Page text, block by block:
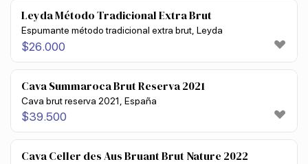
Leyda Método Tradicional Extra Brut
Espumante método tradicional extra brut, Leyda
$26.000
Cava Summaroca Brut Reserva 2021
Cava brut reserva 2021, España
$39.500
Cava Celler des Aus Bruant Brut Nature 2022